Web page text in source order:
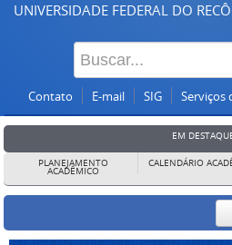
UNIVERSIDADE FEDERAL DO
Contato E-mail SIG Serviços
EM
PLANEJAMENTO
ACADÊMICO
CALENDÁRIO